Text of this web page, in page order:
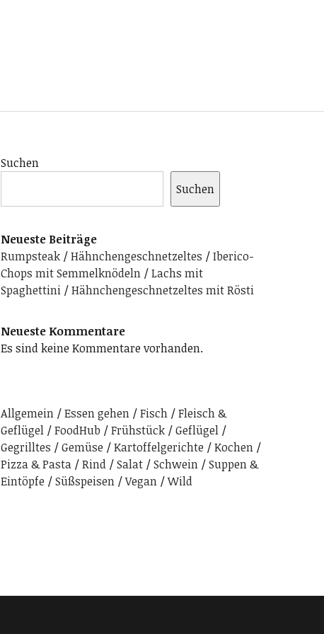
Suchen
Suchen
Neueste Beiträge
Rumpsteak
Hähnchengeschnetzeltes
Iberico-
Chops mit Semmelknödeln
Lachs mit
Spaghettini
Hähnchengeschnetzeltes mit Rösti
Neueste Kommentare
Es sind keine Kommentare vorhanden.
Allgemein Essen gehen Fisch
Fleisch &
Geflügel
FoodHub Frühstück
Geflügel
Gegrilltes
Gemüse Kartoffelgerichte
Kochen
Pizza & Pasta
Rind Salat Schwein
Suppen &
Eintöpfe
Süßspeisen Vegan Wild